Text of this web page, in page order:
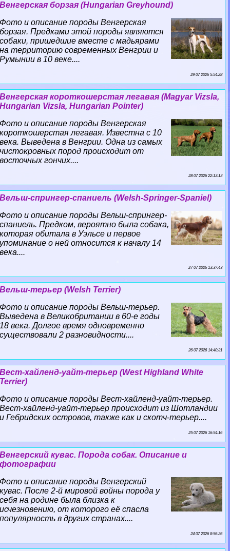
Венгерская борзая (Hungarian Greyhound)
Фото и описание породы Венгерская
борзая. Предками этой породы являются
собаки, пришедшие вместе с мадьярами
на территорию современных Венгрии и
Румынии в 10 веке....
29 07 2026 5:54:28
Венгерская короткошерстая легавая (Magyar Vizsla,
Hungarian Vizsla, Hungarian Pointer)
Фото и описание породы Венгерская
короткошерстая легавая. Известна с 10
века. Выведена в Венгрии. Одна из самых
чистокровных пород происходит от
восточных гончих....
28 07 2026 22:13:13
Вельш-спрингер-спаниель (Welsh-Springer-Spaniel)
Фото и описание породы Вельш-спрингер-
спаниель. Предком, вероятно была собака,
которая обитала в Уэльсе и первое
упоминание о ней относится к началу 14
века....
27 07 2026 13:37:43
Вельш-терьер (Welsh Terrier)
Фото и описание породы Вельш-терьер.
Выведена в Великобритании в 60-е годы
18 века. Долгое время одновременно
существовали 2 разновидности....
26 07 2026 14:40:31
Вест-хайленд-уайт-терьер (West Highland White
Terrier)
Фото и описание породы Вест-хайленд-уайт-терьер.
Вест-хайленд-уайт-терьер происходит из Шотландии
и Гебридских островов, также как и скотч-терьер....
25 07 2026 16:54:16
Венгерский кувас. Порода собак. Описание и
фотографии
Фото и описание породы Венгерский
кувас. После 2-й мировой войны порода у
себя на родине была близка к
исчезновению, от которого её спасла
популярность в других странах....
24 07 2026 8:56:26